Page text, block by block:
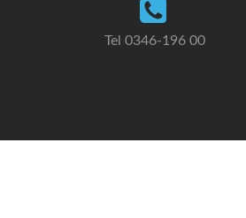
Tel 0346-196 00